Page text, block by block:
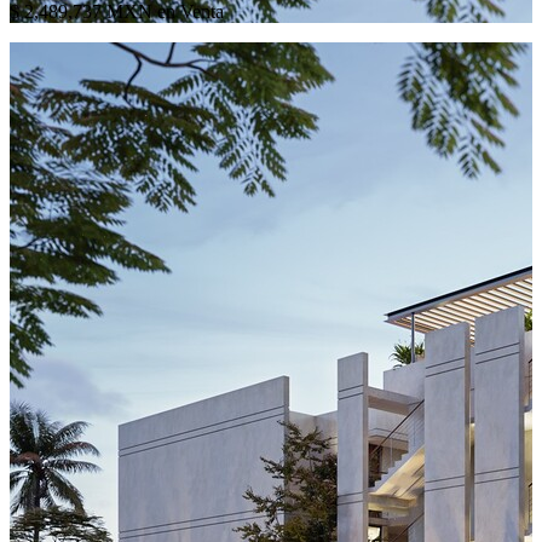
$ 2,489,737 MXN en Venta